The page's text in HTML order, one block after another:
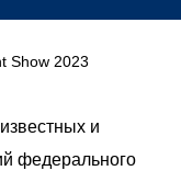
Show 2023
и
федерального